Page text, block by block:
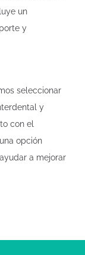
un
y
seleccionar
y
con el
opción
a mejorar